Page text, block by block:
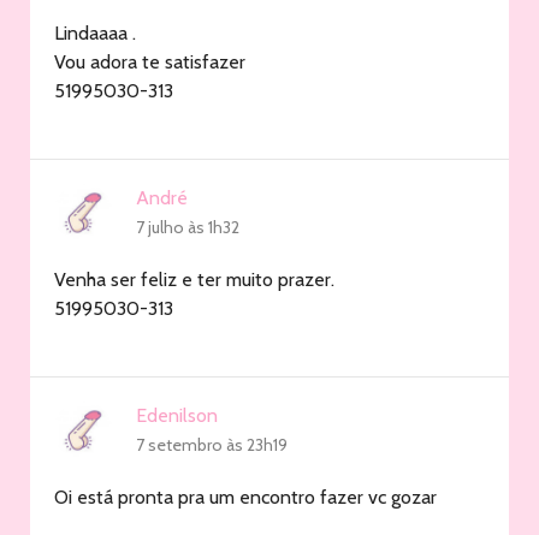
Lindaaaa .
Vou adora te satisfazer
51995030-313
André
7 julho às 1h32
Venha ser feliz e ter muito prazer.
51995030-313
Edenilson
7 setembro às 23h19
Oi está pronta pra um encontro fazer vc gozar